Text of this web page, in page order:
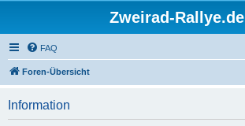
Zweirad-Rallye.de
FAQ
Foren-Übersicht
Information